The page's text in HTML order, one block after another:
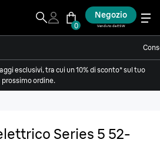
0
Negozio
Venduto da ESW
esclusivi, tra cui un 10% di sconto* sul tuo
prossimo ordine.
Series 5 52-